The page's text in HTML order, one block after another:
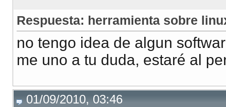
Respuesta: herramienta sobre
no tengo idea de algun
me uno a tu duda, estaré al
01/09/2010, 03:46